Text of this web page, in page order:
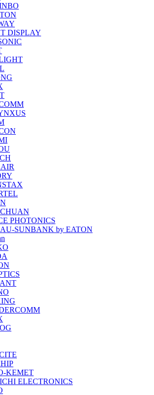
DISPLAY
PHOTONICS
SUNBANK by EATON
KEMET
ELECTRONICS